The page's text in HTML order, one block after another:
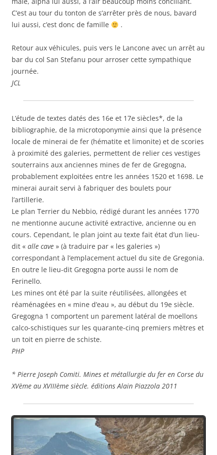
C’est au tour du tonton de s’arrêter près de nous, bavard
lui aussi, c’est donc de famille
.
Retour aux véhicules, puis vers le Lancone avec un arrêt au
bar du col San Stefanu pour arroser cette sympathique
journée.
JCL
L’étude de textes datés des 16e et 17e siècles*, de la
bibliographie, de la microtoponymie ainsi que la présence
locale de minerai de fer (hématite et limonite) et de scories
à proximité des galeries, permettent de relier ces vestiges
souterrains aux anciennes mines de fer de Gregogna,
probablement exploitées entre les années 1520 et 1698. Le
minerai aurait servi à fabriquer des boulets pour
l’artillerie.
Le plan Terrier du Nebbio, rédigé durant les années 1770
ne mentionne aucune activité extractive, ancienne ou en
cours. Cependant, le plan joint au texte fait état d’un lieu-
dit « alle cave » (à traduire par « les galeries »)
correspondant à l’emplacement actuel du site de Gregonia.
En outre le lieu-dit Gregogna porte aussi le nom de
Ferinello.
Les mines ont été par la suite réutilisées, allongées et
réaménagées en « mine d’eau », au début du 19e siècle.
Gregogna 1 comportent un parement latéral de moellons
calco-schistiques sur les quarante-cinq premiers mètres et
un toit en pierre de schiste.
PHP
* Pierre Joseph Comiti. Mines et métallurgie du fer en Corse du
XVème au XVIIIème siècle. éditions Alain Piazzola 2011